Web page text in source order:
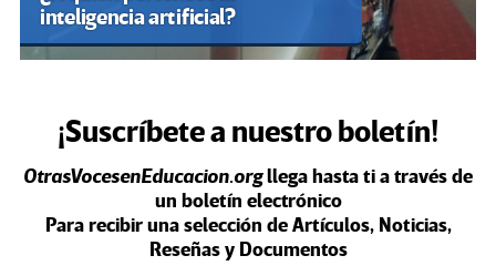
inteligencia artificial?
¡Suscríbete a nuestro boletín!
OtrasVocesenEducacion.orgllega hasta ti a través de
un boletín electrónico
Para recibir una selección de Artículos, Noticias,
Reseñas y Documentos